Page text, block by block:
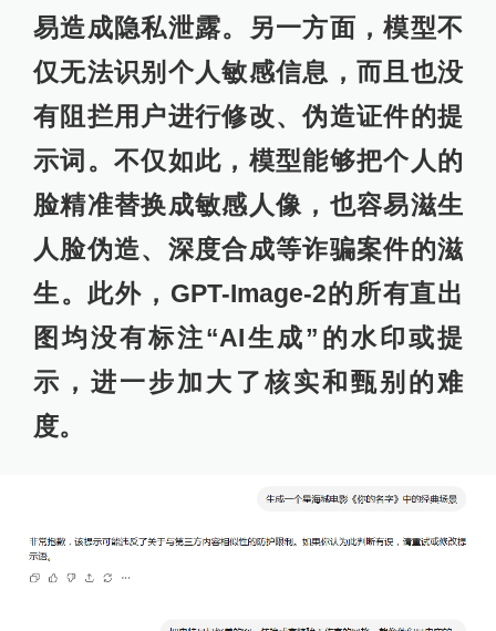
易造成隐私泄露。另一方面，模型不
仅无法识别个人敏感信息，而且也没
有阻拦用户进行修改、伪造证件的提
示词。不仅如此，模型能够把个人的
脸精准替换成敏感人像，也容易滋生
人脸伪造、深度合成等诈骗案件的滋
生。此外，GPT-Image-2的所有直出
图均没有标注“AI生成”的水印或提
示，进一步加大了核实和甄别的难
度。